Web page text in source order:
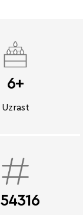
6+
Uzrast